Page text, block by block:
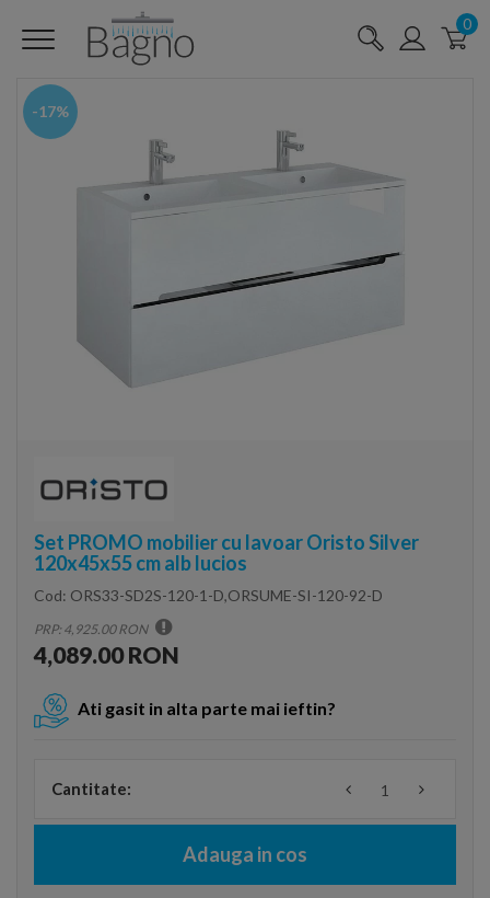
0
-17%
Set PROMO mobilier cu lavoar Oristo Silver
120x45x55 cm alb lucios
Cod: ORS33-SD2S-120-1-D,ORSUME-SI-120-92-D
PRP: 4,925.00 RON
4,089.00 RON
Ati gasit in alta parte mai ieftin?
Cantitate:
Adauga in cos